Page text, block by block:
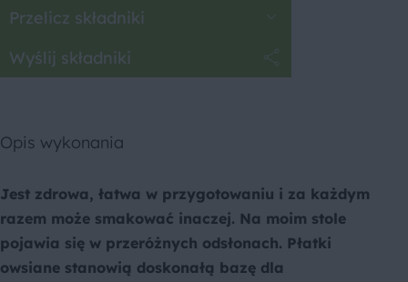
Przelicz składniki
Wyślij składniki
Opis wykonania
Jest zdrowa, łatwa w przygotowaniu i za każdym
razem może smakować inaczej. Na moim stole
pojawia się w przeróżnych odsłonach. Płatki
owsiane stanowią doskonałą bazę dla